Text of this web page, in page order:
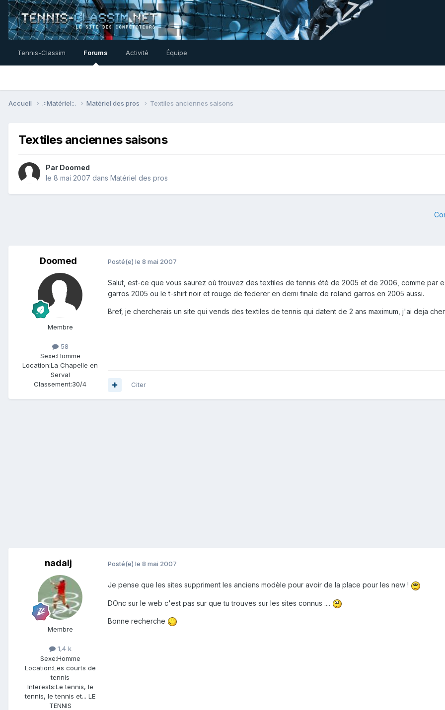
Tennis-Classim Forums Activité Équipe
Accueil .::Matériel::. Matériel des pros Textiles anciennes saisons
Textiles anciennes saisons
Par Doomed
le 8 mai 2007 dans Matériel des pros
Doomed
Membre
58
Sexe:Homme
Location:La Chapelle en
Serval
Classement:30/4
Posté(e) le 8 mai 2007
Salut, est-ce que vous saurez où trouvez des textiles de tennis été de 2005 et de 2006, comme par
garros 2005 ou le t-shirt noir et rouge de federer en demi finale de roland garros en 2005 aussi.
Bref, je chercherais un site qui vends des textiles de tennis qui datent de 2 ans maximum, j'ai deja
Citer
nadalj
Membre
1,4 k
Sexe:Homme
Location:Les courts de
tennis
Interests:Le tennis, le
tennis, le tennis et... LE
TENNIS
Posté(e) le 8 mai 2007
Je pense que les sites suppriment les anciens modèle pour avoir de la place pour les new !
DOnc sur le web c'est pas sur que tu trouves sur les sites connus ....
Bonne recherche